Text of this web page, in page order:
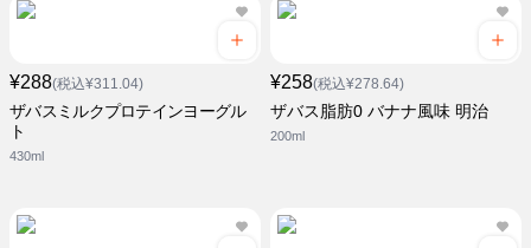
¥288(税込¥311.04)
ザバスミルクプロテインヨーグル
ト
430ml
¥258(税込¥278.64)
ザバス脂肪0 バナナ風味 明治
200ml